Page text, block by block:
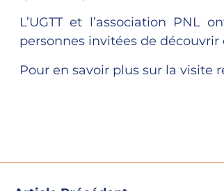
L’UGTT et l’association
personnes invitées de
Pour en savoir plus sur la visite